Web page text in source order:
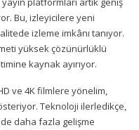
Bu, izleyicilere yeni
izleme imkânı tanıyor.
yüksek çözünürlüklü
kaynak ayırıyor.
ve 4K filmlere yönelim,
Teknoloji ilerledikçe,
daha fazla gelişme